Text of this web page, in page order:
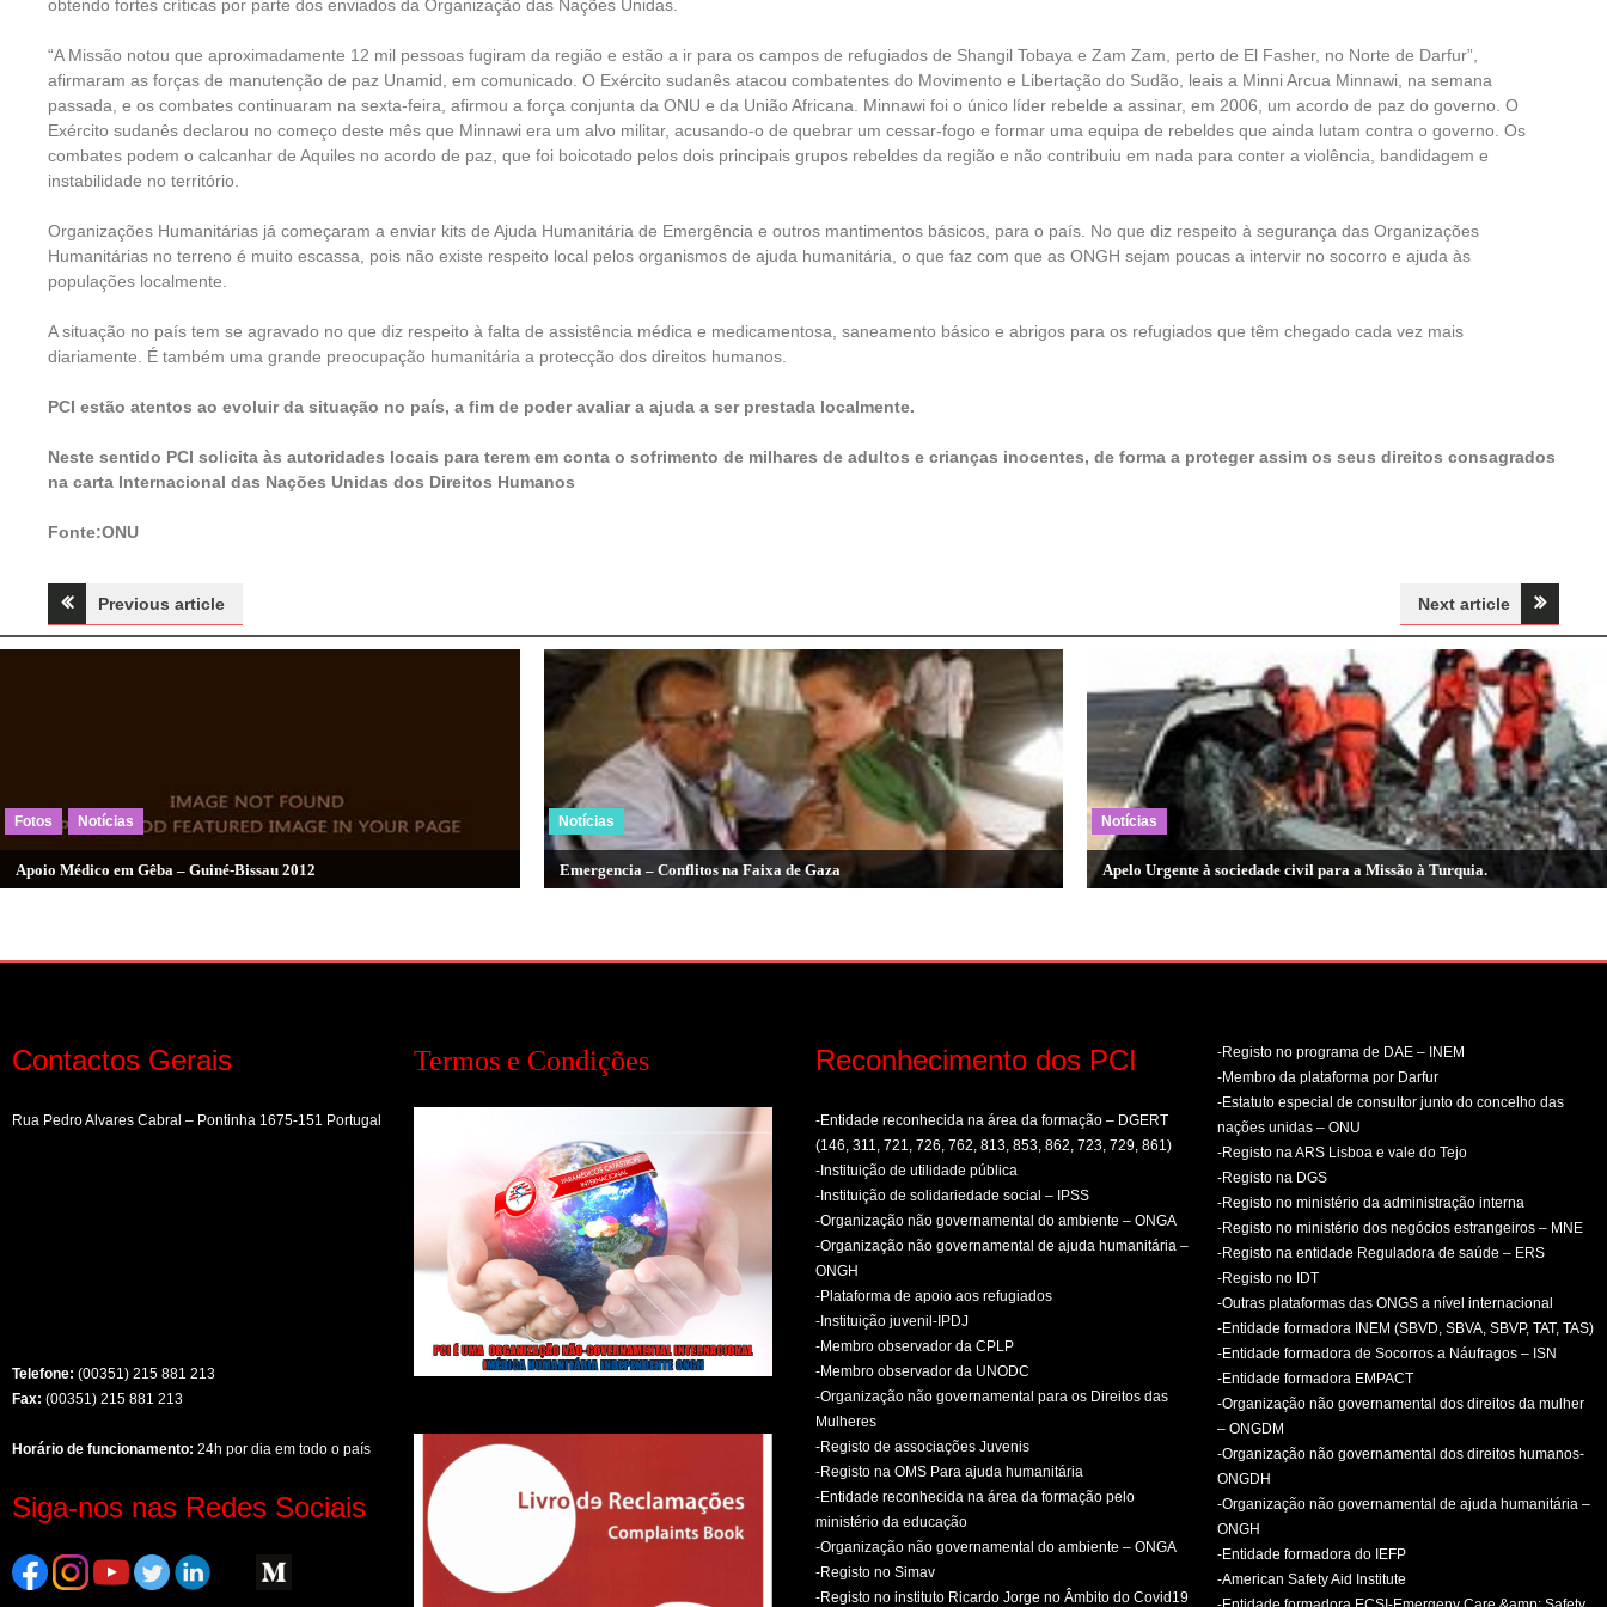
obtendo fortes críticas por parte dos enviados da Organização das Nações Unidas.
“A Missão notou que aproximadamente 12 mil pessoas fugiram da região e estão a ir para os campos de refugiados de Shangil Tobaya e Zam Zam, perto de El Fasher, no Norte de Darfur”,
afirmaram as forças de manutenção de paz Unamid, em comunicado. O Exército sudanês atacou combatentes do Movimento e Libertação do Sudão, leais a Minni Arcua Minnawi, na semana
passada, e os combates continuaram na sexta-feira, afirmou a força conjunta da ONU e da União Africana. Minnawi foi o único líder rebelde a assinar, em 2006, um acordo de paz do governo. O
Exército sudanês declarou no começo deste mês que Minnawi era um alvo militar, acusando-o de quebrar um cessar-fogo e formar uma equipa de rebeldes que ainda lutam contra o governo. Os
combates podem o calcanhar de Aquiles no acordo de paz, que foi boicotado pelos dois principais grupos rebeldes da região e não contribuiu em nada para conter a violência, bandidagem e
instabilidade no território.
Organizações Humanitárias já começaram a enviar kits de Ajuda Humanitária de Emergência e outros mantimentos básicos, para o país. No que diz respeito à segurança das Organizações
Humanitárias no terreno é muito escassa, pois não existe respeito local pelos organismos de ajuda humanitária, o que faz com que as ONGH sejam poucas a intervir no socorro e ajuda às
populações localmente.
A situação no país tem se agravado no que diz respeito à falta de assistência médica e medicamentosa, saneamento básico e abrigos para os refugiados que têm chegado cada vez mais
diariamente. É também uma grande preocupação humanitária a protecção dos direitos humanos.
PCI estão atentos ao evoluir da situação no país, a fim de poder avaliar a ajuda a ser prestada localmente.
Neste sentido PCI solicita às autoridades locais para terem em conta o sofrimento de milhares de adultos e crianças inocentes, de forma a proteger assim os seus direitos consagrados
na carta Internacional das Nações Unidas dos Direitos Humanos
Fonte:ONU
Navegação
de
Previous article Next article
Fotos Notícias
Apoio Médico em Gêba – Guiné-Bissau 2012
Notícias
Emergencia – Conflitos na Faixa de Gaza
Notícias
Apelo Urgente à sociedade civil para a Missão à Turquia.
Contactos Gerais
Rua Pedro Alvares Cabral – Pontinha 1675-151 Portugal
Telefone: (00351) 215 881 213
Fax: (00351) 215 881 213
Horário de funcionamento: 24h por dia em todo o país
Siga-nos nas Redes Sociais
Termos e Condições Reconhecimento dos PCI
-Entidade reconhecida na área da formação – DGERT
(146, 311, 721, 726, 762, 813, 853, 862, 723, 729, 861)
-Instituição de utilidade pública
-Instituição de solidariedade social – IPSS
-Organização não governamental do ambiente – ONGA
-Organização não governamental de ajuda humanitária –
ONGH
-Plataforma de apoio aos refugiados
-Instituição juvenil-IPDJ
-Membro observador da CPLP
-Membro observador da UNODC
-Organização não governamental para os Direitos das
Mulheres
-Registo de associações Juvenis
-Registo na OMS Para ajuda humanitária
-Entidade reconhecida na área da formação pelo
ministério da educação
-Organização não governamental do ambiente – ONGA
-Registo no Simav
-Registo no instituto Ricardo Jorge no Âmbito do Covid19
-Registo no programa de DAE – INEM
-Membro da plataforma por Darfur
-Estatuto especial de consultor junto do concelho das
nações unidas – ONU
-Registo na ARS Lisboa e vale do Tejo
-Registo na DGS
-Registo no ministério da administração interna
-Registo no ministério dos negócios estrangeiros – MNE
-Registo na entidade Reguladora de saúde – ERS
-Registo no IDT
-Outras plataformas das ONGS a nível internacional
-Entidade formadora INEM (SBVD, SBVA, SBVP, TAT, TAS)
-Entidade formadora de Socorros a Náufragos – ISN
-Entidade formadora EMPACT
-Organização não governamental dos direitos da mulher
– ONGDM
-Organização não governamental dos direitos humanos-
ONGDH
-Organização não governamental de ajuda humanitária –
ONGH
-Entidade formadora do IEFP
-American Safety Aid Institute